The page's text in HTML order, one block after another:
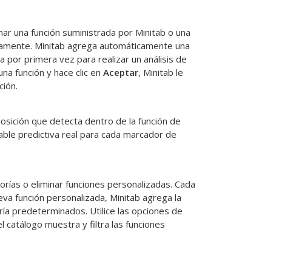
una función suministrada por Minitab o una
Minitab agrega automáticamente una
por primera vez para realizar un análisis de
función y hace clic en Aceptar, Minitab le
que detecta dentro de la función de
predictiva real para cada marcador de
o eliminar funciones personalizadas. Cada
función personalizada, Minitab agrega la
predeterminados. Utilice las opciones de
catálogo muestra y filtra las funciones